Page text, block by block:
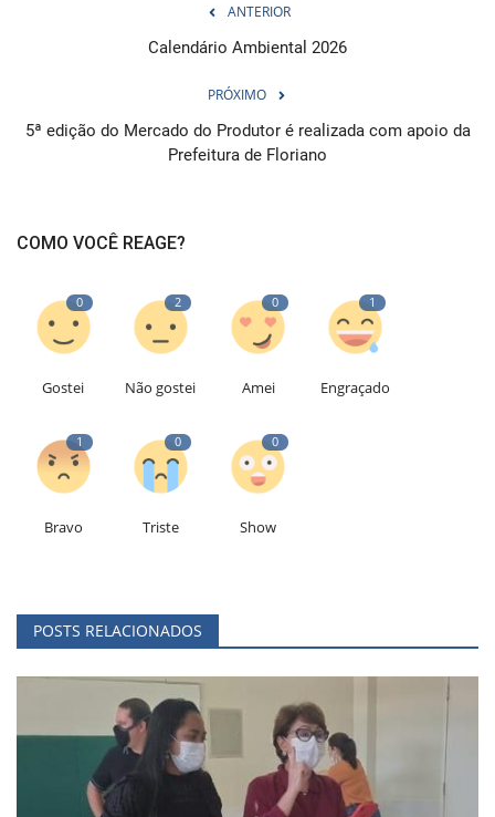
ANTERIOR
Calendário Ambiental 2026
PRÓXIMO
5ª edição do Mercado do Produtor é realizada com apoio da
Prefeitura de Floriano
COMO VOCÊ REAGE?
0
Gostei
2
Não gostei
0
Amei
1
Engraçado
1
Bravo
0
Triste
0
Show
POSTS RELACIONADOS